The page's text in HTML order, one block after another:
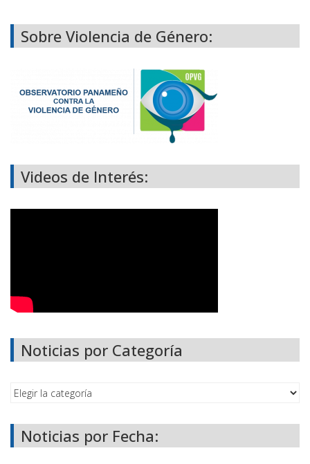
Sobre Violencia de Género:
Videos de Interés:
Noticias por Categoría
Noticias por Fecha: